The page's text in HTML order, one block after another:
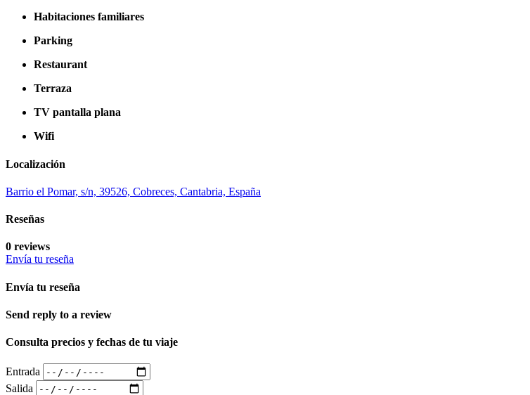
Habitaciones familiares
Parking
Restaurant
Terraza
TV pantalla plana
Wifi
Localización
Barrio el Pomar, s/n, 39526, Cobreces, Cantabria, España
Reseñas
0 reviews
Envía tu reseña
Envía tu reseña
Send reply to a review
Consulta precios y fechas de tu viaje
Entrada
Salida